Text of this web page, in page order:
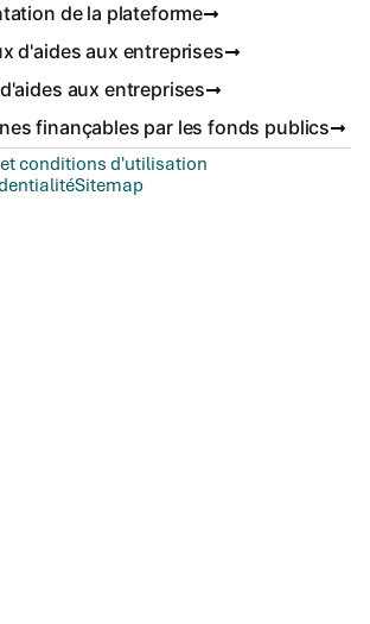
de la plateforme
d'aides aux entreprises
aux entreprises
finançables par les fonds publics
conditions d'utilisation
Sitemap